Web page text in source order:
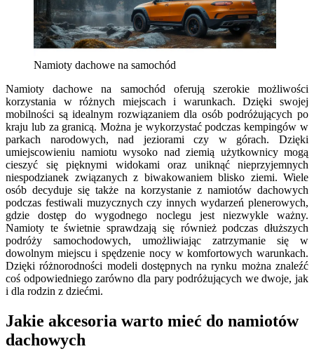
Namioty dachowe na samochód
Namioty dachowe na samochód oferują szerokie możliwości
korzystania w różnych miejscach i warunkach. Dzięki swojej
mobilności są idealnym rozwiązaniem dla osób podróżujących po
kraju lub za granicą. Można je wykorzystać podczas kempingów w
parkach narodowych, nad jeziorami czy w górach. Dzięki
umiejscowieniu namiotu wysoko nad ziemią użytkownicy mogą
cieszyć się pięknymi widokami oraz uniknąć nieprzyjemnych
niespodzianek związanych z biwakowaniem blisko ziemi. Wiele
osób decyduje się także na korzystanie z namiotów dachowych
podczas festiwali muzycznych czy innych wydarzeń plenerowych,
gdzie dostęp do wygodnego noclegu jest niezwykle ważny.
Namioty te świetnie sprawdzają się również podczas dłuższych
podróży samochodowych, umożliwiając zatrzymanie się w
dowolnym miejscu i spędzenie nocy w komfortowych warunkach.
Dzięki różnorodności modeli dostępnych na rynku można znaleźć
coś odpowiedniego zarówno dla pary podróżujących we dwoje, jak
i dla rodzin z dziećmi.
Jakie akcesoria warto mieć do namiotów
dachowych